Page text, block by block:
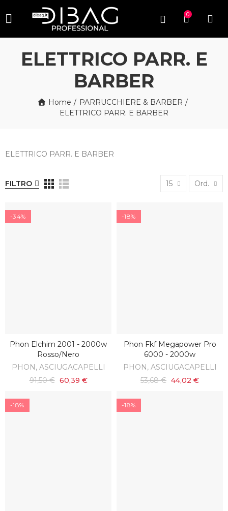
0
ELETTRICO PARR. E
BARBER
Home
PARRUCCHIERE & BARBER
ELETTRICO PARR. E BARBER
ELETTRICO PARR. E BARBER
FILTRO 15 Ord.
-34%
AGGIUNGI AL CARRELLO
Phon Elchim 2001 - 2000w
Rosso/nero
PHON, ASCIUGACAPELLI
91,50 € 60,39 €
-18%
AGGIUNGI AL CARRELLO
Phon Fkf Megapower Pro
6000 - 2000w
PHON, ASCIUGACAPELLI
53,68 € 44,02 €
-18% -18%